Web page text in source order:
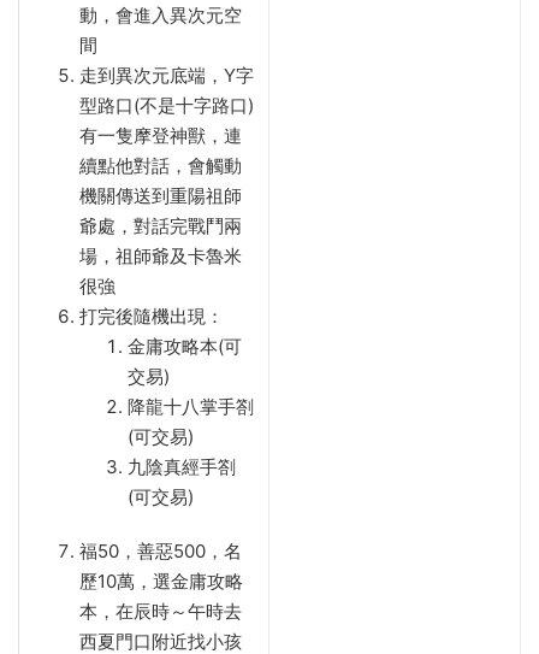
動，會進入異次元空
間
走到異次元底端，Y字
型路口(不是十字路口)
有一隻摩登神獸，連
續點他對話，會觸動
機關傳送到重陽祖師
爺處，對話完戰鬥兩
場，祖師爺及卡魯米
很強
打完後隨機出現：
金庸攻略本(可
交易)
降龍十八掌手劄
(可交易)
九陰真經手劄
(可交易)
福50，善惡500，名
歷10萬，選金庸攻略
本，在辰時～午時去
西夏門口附近找小孩